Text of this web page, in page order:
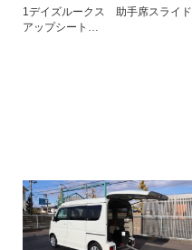
1デイズルークス 助手席スライド
アップシート…